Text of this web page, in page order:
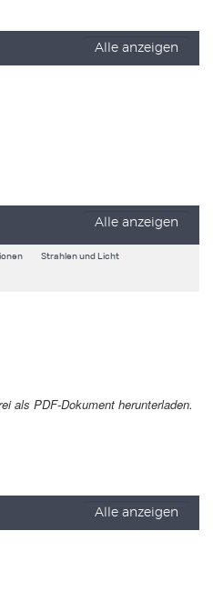
Alle anzeigen
Alle anzeigen
Strahlen und Licht
als PDF-Dokument herunterladen.
Alle anzeigen